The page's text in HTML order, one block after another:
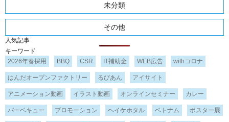
未分類
その他
人気記事
キーワード
2026年春採用
BBQ CSR IT補助金 WEB広告 withコロナ
はんだオープンファクトリー るびあん アイサイト
アニメーション動画 イラスト動画 オンラインセミナー カレー
バーベキュー プロモーション ヘイケホタル ベトナム ポスター展